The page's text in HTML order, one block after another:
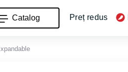
Catalog Preț redus